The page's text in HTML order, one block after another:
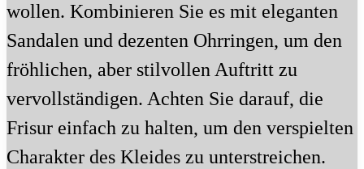
wollen. Kombinieren Sie es mit eleganten
Sandalen und dezenten Ohrringen, um den
fröhlichen, aber stilvollen Auftritt zu
vervollständigen. Achten Sie darauf, die
Frisur einfach zu halten, um den verspielten
Charakter des Kleides zu unterstreichen.